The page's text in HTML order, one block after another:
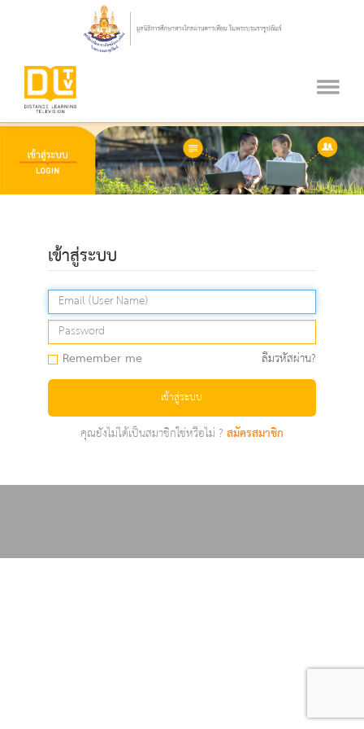
เข้าสู่ระบบ
Remember me ลืมรหัสผ่าน?
เข้าสู่ระบบ
คุณยังไม่ได้เป็นสมาชิกใช่หรือไม่ ?สมัครสมาชิก